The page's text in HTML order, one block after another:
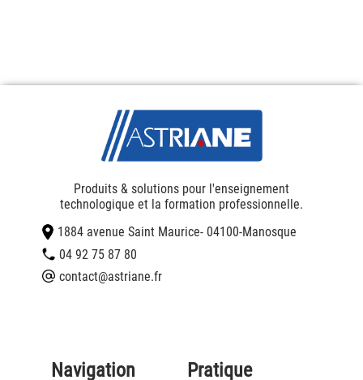
Produits & solutions pour l'enseignement
technologique et la formation professionnelle.
1884 avenue Saint Maurice- 04100-Manosque
04 92 75 87 80
contact@astriane.fr
Navigation Pratique